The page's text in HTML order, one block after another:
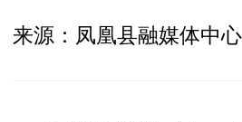
来源：凤凰县融媒体中心